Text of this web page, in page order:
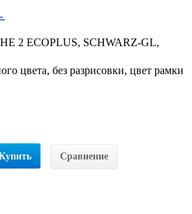
2 ECOPLUS, SCHWARZ-GL,
цвета, без разрисовки, цвет рамки
Сравнение